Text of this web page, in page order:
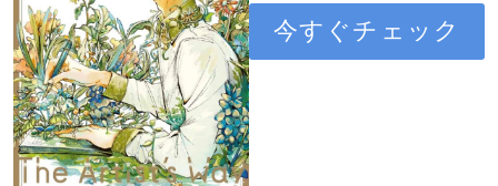
今すぐチェック